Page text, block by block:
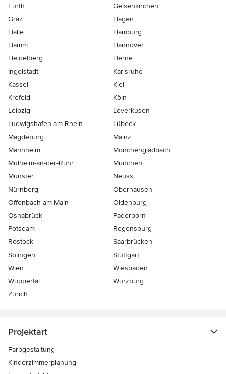
Fürth
Gelsenkirchen
Graz
Hagen
Halle
Hamburg
Hamm
Hannover
Heidelberg
Herne
Ingolstadt
Karlsruhe
Kassel
Kiel
Krefeld
Köln
Leipzig
Leverkusen
Ludwigshafen-am-Rhein
Lübeck
Magdeburg
Mainz
Mannheim
Mönchen­gladbach
Mülheim-an-der-Ruhr
München
Münster
Neuss
Nürnberg
Oberhausen
Offenbach-am-Main
Oldenburg
Osnabrück
Paderborn
Potsdam
Regensburg
Rostock
Saarbrücken
Solingen
Stuttgart
Wien
Wiesbaden
Wuppertal
Würzburg
Zürich
Projektart
Farbgestaltung
Kinderzimmerplanung